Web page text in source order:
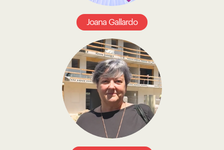
Joana Gallardo